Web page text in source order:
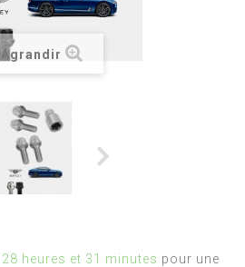
Agrandir
28 heures et 31 minutes pour une